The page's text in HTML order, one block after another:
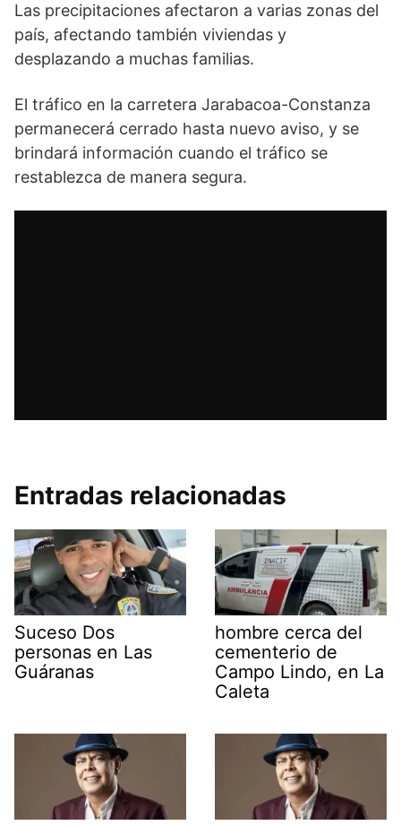
Las precipitaciones afectaron a varias zonas del
país, afectando también viviendas y
desplazando a muchas familias.
El tráfico en la carretera Jarabacoa-Constanza
permanecerá cerrado hasta nuevo aviso, y se
brindará información cuando el tráfico se
restablezca de manera segura.
Entradas relacionadas
Suceso Dos
personas en Las
Guáranas
hombre cerca del
cementerio de
Campo Lindo, en La
Caleta